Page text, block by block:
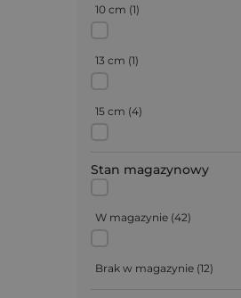
18 cm (1)
22 cm (9
26 cm (9)
10 cm (1)
13 cm (1)
15 cm (4)
18 cm
20 cm (3)
24 cm 1)
Stan magazynowy
W magazynie (42)
Brak w magazynie (12)